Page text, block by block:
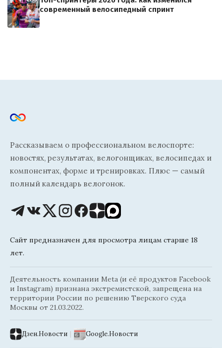
современный велосипедный спринт
Рассказываем о профессиональном велоспорте:
новостях, результатах, велогонщиках, велосипедах и
компонентах, форме и тренировках. Плюс — самый
полный календарь велогонок.
Сайт предназначен для просмотра лицам старше 18
лет.
Деятельность компании Meta (и её продуктов Facebook
и Instagram) признана экстремистской, запрещена на
территории России по решению Тверского суда
Москвы от 21.03.2022.
Дзен.Новости | Google.Новости